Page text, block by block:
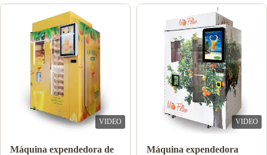
VIDEO
Máquina expendedora de
VIDEO
Máquina expendedora